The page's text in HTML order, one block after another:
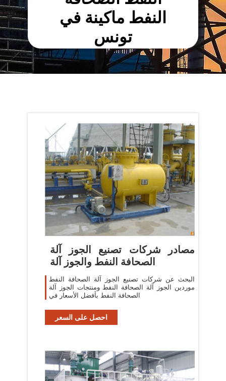
النفط ماكينة في
تونس
مصادر شركات تصنيع الجوز آلة
الصحافة النفط والجوز آلة
البحث عن شركات تصنيع الجوز آلة الصحافة النفط
موردين الجوز آلة الصحافة النفط ومنتجات الجوز آلة
الصحافة النفط بأفضل الأسعار في
احصل على السعر